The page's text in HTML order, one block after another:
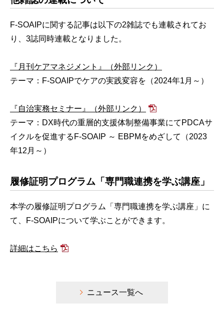
F-SOAIPに関する記事は以下の2雑誌でも連載されてお
り、3誌同時連載となりました。
『月刊ケアマネジメント』（外部リンク）
テーマ：F-SOAIPでケアの実践変容を（2024年1月～）
『自治実務セミナー』（外部リンク）
テーマ：DX時代の重層的支援体制整備事業にてPDCAサ
イクルを促進するF-SOAIP ～ EBPMをめざして（2023
年12月～）
履修証明プログラム「専門職連携を学ぶ講座」
本学の履修証明プログラム「専門職連携を学ぶ講座」に
て、F-SOAIPについて学ぶことができます。
詳細はこちら
ニュース一覧へ